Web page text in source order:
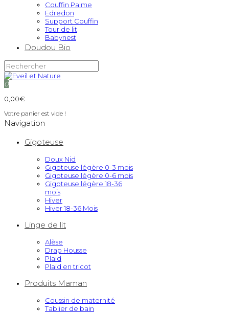
Couffin Palme
Edredon
Support Couffin
Tour de lit
Babynest
Doudou Bio
0
0,00€
Votre panier est vide !
Navigation
Gigoteuse
Doux Nid
Gigoteuse légère 0-3 mois
Gigoteuse légère 0-6 mois
Gigoteuse légère 18-36
mois
Hiver
Hiver 18-36 Mois
Linge de lit
Alèse
Drap Housse
Plaid
Plaid en tricot
Produits Maman
Coussin de maternité
Tablier de bain